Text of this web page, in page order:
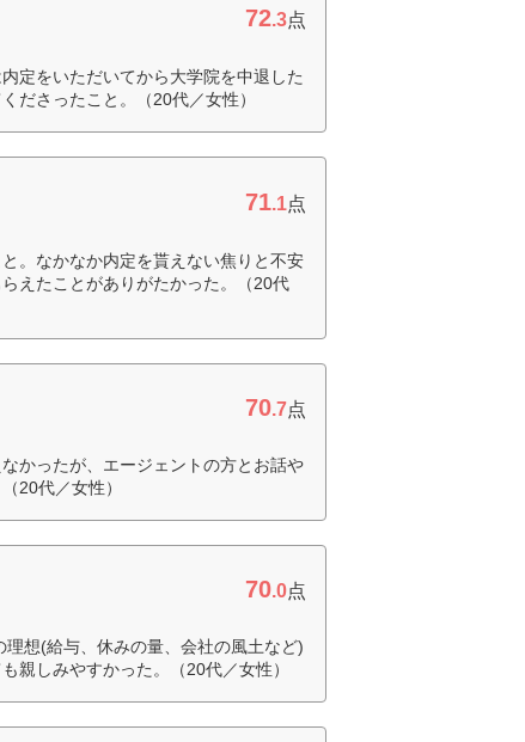
72.3点
定をいただいてから大学院を中退した
ださったこと。（20代／女性）
71.1点
。なかなか内定を貰えない焦りと不安
えたことがありがたかった。（20代
70.7点
かったが、エージェントの方とお話や
20代／女性）
70.0点
想(給与、休みの量、会社の風土など)
親しみやすかった。（20代／女性）